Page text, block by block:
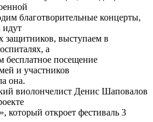
благотворительные концерты,
идут
защитников, выступаем в
а
бесплатное посещение
и участников
она.
виолончелист Денис Шаповалов
который откроет фестиваль 3